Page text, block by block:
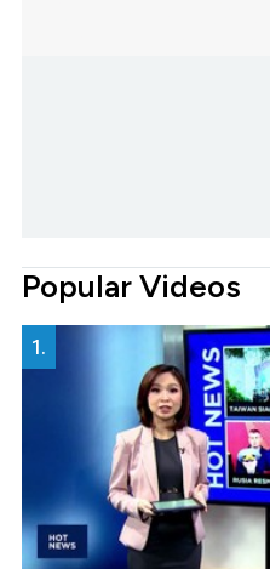
Popular Videos
1.